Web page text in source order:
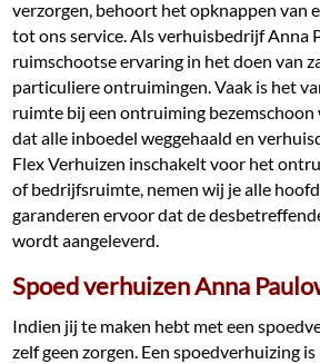
verzorgen, behoort het opknappen van
tot ons service. Als verhuisbedrijf Anna
ruimschootse ervaring in het doen van
particuliere ontruimingen. Vaak is het
ruimte bij een ontruiming
dat alle inboedel weggehaald en
Flex Verhuizen inschakelt voor het
of bedrijfsruimte, nemen wij je alle
garanderen ervoor dat de
wordt aangeleverd.
Spoed verhuizen Anna
Indien jij te maken hebt met een
zelf geen zorgen. Een spoedverhuizing